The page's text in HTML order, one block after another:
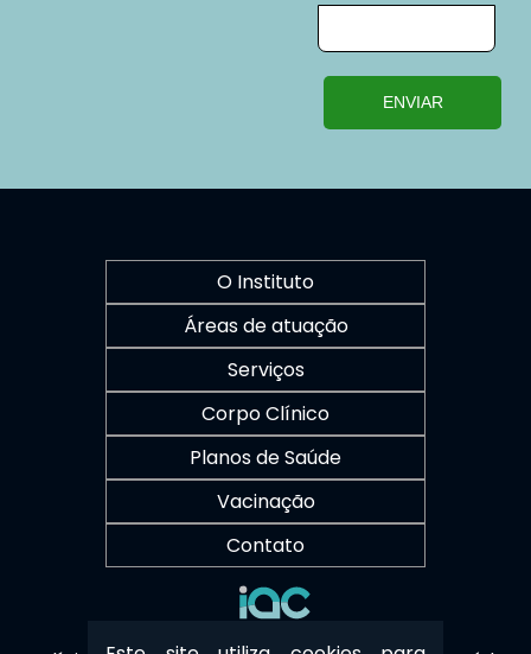
ENVIAR
O Instituto
Áreas de atuação
Serviços
Corpo Clínico
Planos de Saúde
Vacinação
Contato